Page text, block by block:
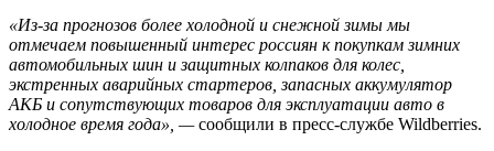
«Из-за прогнозов более холодной и снежной зимы мы
отмечаем повышенный интерес россиян к покупкам зимних
автомобильных шин и защитных колпаков для колес,
экстренных аварийных стартеров, запасных аккумулятор
АКБ и сопутствующих товаров для эксплуатации авто в
холодное время года», —сообщили в пресс-службе Wildberries.